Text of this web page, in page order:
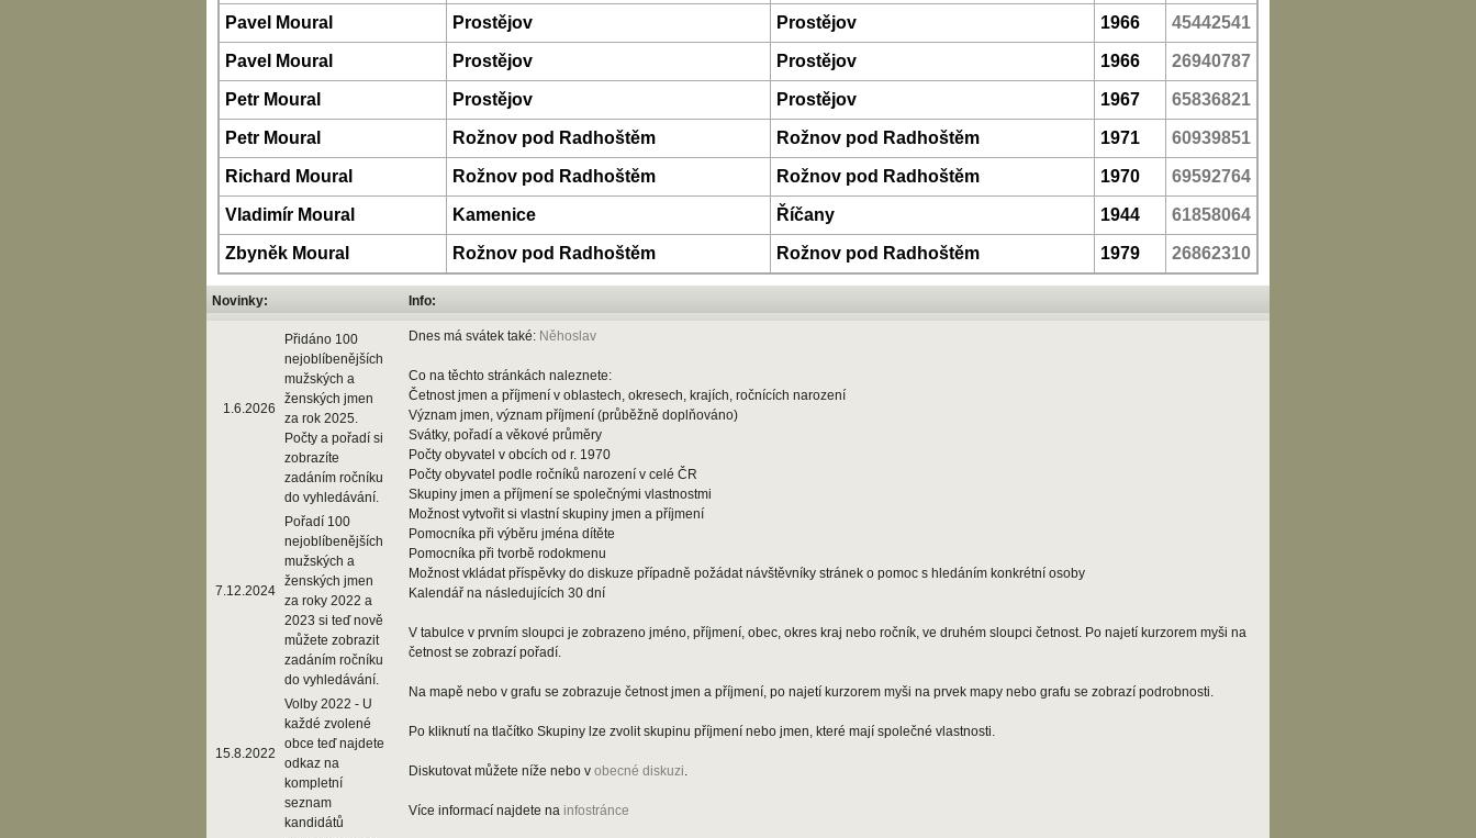
Pavel Moural Prostějov Prostějov 1966 45442541
Pavel Moural Prostějov Prostějov 1966 26940787
Petr Moural Prostějov Prostějov 1967 65836821
Petr Moural Rožnov pod Radhoštěm Rožnov pod Radhoštěm 1971 60939851
Richard Moural Rožnov pod Radhoštěm Rožnov pod Radhoštěm 1970 69592764
Vladimír Moural Kamenice Říčany 1944 61858064
Zbyněk Moural Rožnov pod Radhoštěm Rožnov pod Radhoštěm 1979 26862310
Novinky: Info:
1.6.2026
Přidáno 100
nejoblíbenějších
mužských a
ženských jmen
za rok 2025.
Počty a pořadí si
zobrazíte
zadáním ročníku
do vyhledávání.
7.12.2024
Pořadí 100
nejoblíbenějších
mužských a
ženských jmen
za roky 2022 a
2023 si teď nově
můžete zobrazit
zadáním ročníku
do vyhledávání.
15.8.2022
Volby 2022 - U
každé zvolené
obce teď najdete
odkaz na
kompletní
seznam
kandidátů
Dnes má svátek také: Něhoslav
Co na těchto stránkách naleznete:
Četnost jmen a příjmení v oblastech, okresech, krajích, ročnících narození
Význam jmen, význam příjmení (průběžně doplňováno)
Svátky, pořadí a věkové průměry
Počty obyvatel v obcích od r. 1970
Počty obyvatel podle ročníků narození v celé ČR
Skupiny jmen a příjmení se společnými vlastnostmi
Možnost vytvořit si vlastní skupiny jmen a příjmení
Pomocníka při výběru jména dítěte
Pomocníka při tvorbě rodokmenu
Možnost vkládat příspěvky do diskuze případně požádat návštěvníky stránek o pomoc s hledáním konkrétní osoby
Kalendář na následujících 30 dní
V tabulce v prvním sloupci je zobrazeno jméno, příjmení, obec, okres kraj nebo ročník, ve druhém sloupci četnost. Po najetí kurzorem myši na
četnost se zobrazí pořadí.
Na mapě nebo v grafu se zobrazuje četnost jmen a příjmení, po najetí kurzorem myši na prvek mapy nebo grafu se zobrazí podrobnosti.
Po kliknutí na tlačítko Skupiny lze zvolit skupinu příjmení nebo jmen, které mají společné vlastnosti.
Diskutovat můžete níže nebo v obecné diskuzi.
Více informací najdete na infostránce